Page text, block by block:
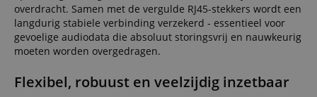
overdracht. Samen met de vergulde RJ45-stekkers wordt een
langdurig stabiele verbinding verzekerd - essentieel voor
gevoelige audiodata die absoluut storingsvrij en nauwkeurig
moeten worden overgedragen.
Flexibel, robuust en veelzijdig inzetbaar